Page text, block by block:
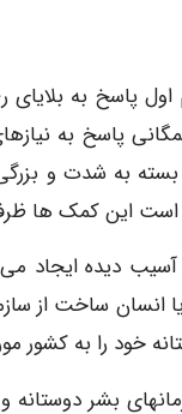
پاسخ به
پاسخ به
بسته به شدت و
است این کمک ها
آسیب دیده ایجاد
یا انسان ساخت از
خود را به کشور
بشر